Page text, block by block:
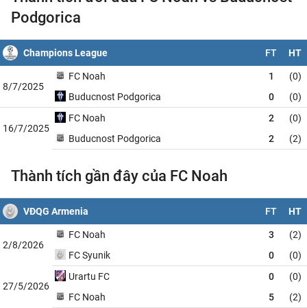
Podgorica
Champions League FT HT
8/7/2025
FC Noah 1
(0)
Buducnost Podgorica
0 (0)
16/7/2025
FC Noah 2
(0)
Buducnost Podgorica
2 (2)
Thành tích gần đây của FC Noah
VĐQG Armenia FT HT
2/8/2026
FC Noah 3
(2)
FC Syunik
0 (0)
27/5/2026
Urartu FC 0
(0)
FC Noah
5 (2)